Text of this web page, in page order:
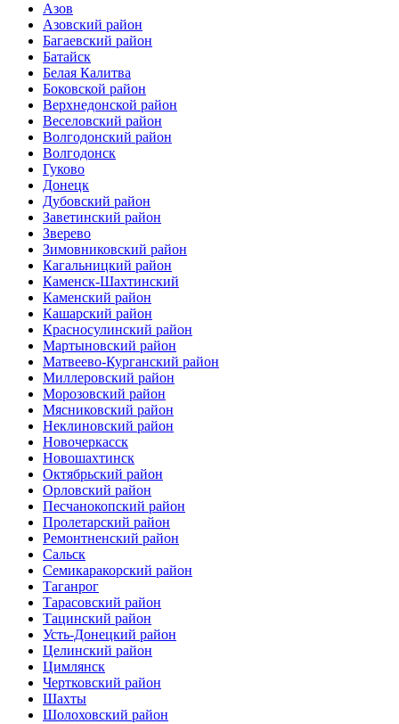
Азов
Азовский район
Багаевский район
Батайск
Белая Калитва
Боковской район
Верхнедонской район
Веселовский район
Волгодонский район
Волгодонск
Гуково
Донецк
Дубовский район
Заветинский район
Зверево
Зимовниковский район
Кагальницкий район
Каменск-Шахтинский
Каменский район
Кашарский район
Красносулинский район
Мартыновский район
Матвеево-Курганский район
Миллеровский район
Морозовский район
Мясниковский район
Неклиновский район
Новочеркасск
Новошахтинск
Октябрьский район
Орловский район
Песчанокопский район
Пролетарский район
Ремонтненский район
Сальск
Семикаракорский район
Таганрог
Тарасовский район
Тацинский район
Усть-Донецкий район
Целинский район
Цимлянск
Чертковский район
Шахты
Шолоховский район